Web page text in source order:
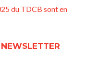
du TDCB sont en